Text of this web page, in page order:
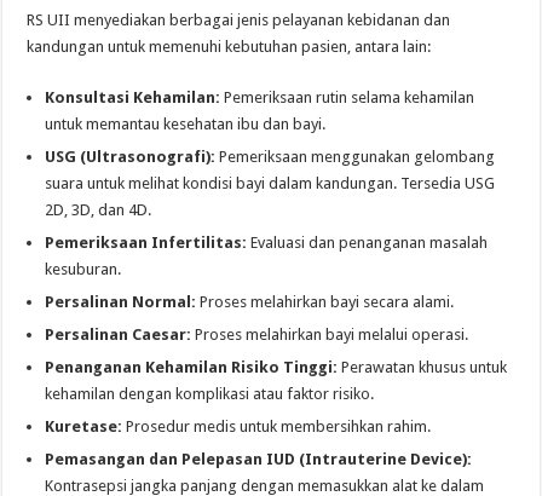
RS UII menyediakan berbagai jenis pelayanan kebidanan dan
kandungan untuk memenuhi kebutuhan pasien, antara lain:
Konsultasi Kehamilan: Pemeriksaan rutin selama kehamilan
untuk memantau kesehatan ibu dan bayi.
USG (Ultrasonografi): Pemeriksaan menggunakan gelombang
suara untuk melihat kondisi bayi dalam kandungan. Tersedia USG
2D, 3D, dan 4D.
Pemeriksaan Infertilitas: Evaluasi dan penanganan masalah
kesuburan.
Persalinan Normal: Proses melahirkan bayi secara alami.
Persalinan Caesar: Proses melahirkan bayi melalui operasi.
Penanganan Kehamilan Risiko Tinggi: Perawatan khusus untuk
kehamilan dengan komplikasi atau faktor risiko.
Kuretase: Prosedur medis untuk membersihkan rahim.
Pemasangan dan Pelepasan IUD (Intrauterine Device):
Kontrasepsi jangka panjang dengan memasukkan alat ke dalam